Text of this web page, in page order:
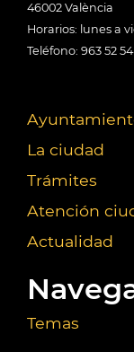
46002 València
Horarios: lunes a
Teléfono: 963 52
La ciudad
Trámites
Atención
Actualidad
Temas